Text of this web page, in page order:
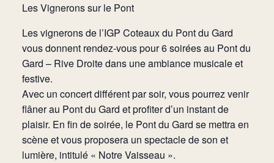
Les Vignerons sur le Pont
Les vignerons de l’IGP Coteaux du Pont du Gard
vous donnent rendez-vous pour 6 soirées au Pont du
Gard – Rive Droite dans une ambiance musicale et
festive.
Avec un concert différent par soir, vous pourrez venir
flâner au Pont du Gard et profiter d’un instant de
plaisir. En fin de soirée, le Pont du Gard se mettra en
scène et vous proposera un spectacle de son et
lumière, intitulé « Notre Vaisseau ».